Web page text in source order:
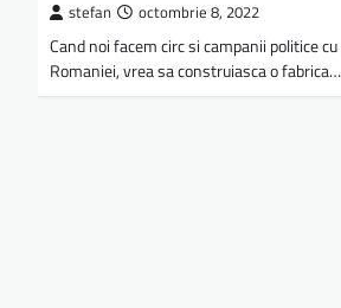
stefan octombrie 8, 2022
Cand noi facem circ si campanii politice
Romaniei, vrea sa construiasca o fabrica…